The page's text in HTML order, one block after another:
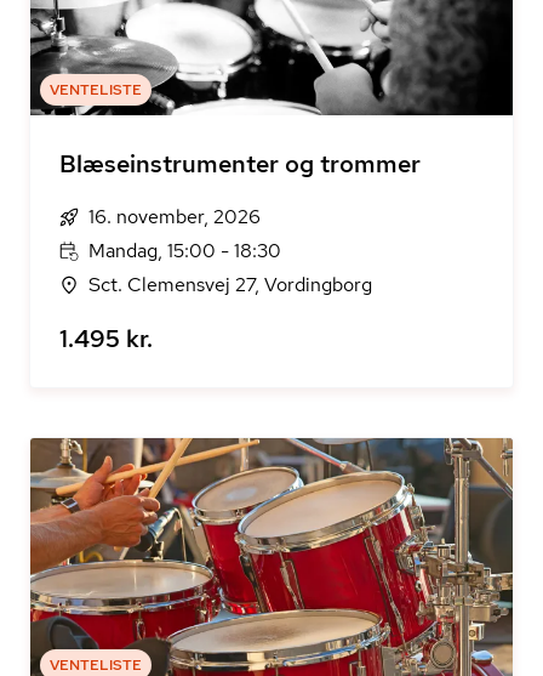
VENTELISTE
Blæseinstrumenter og trommer
16. november, 2026
Mandag, 15:00 - 18:30
Sct. Clemensvej 27, Vordingborg
1.495 kr.
VENTELISTE